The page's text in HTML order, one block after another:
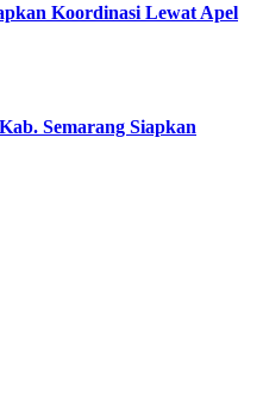
Koordinasi Lewat Apel
Semarang Siapkan